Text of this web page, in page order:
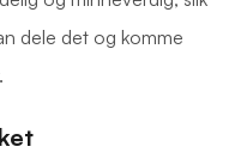
dele det og komme